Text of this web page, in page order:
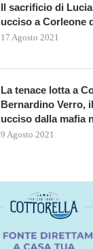
Il sacrificio di
ucciso a Corleone
17 Agosto 2021
La tenace lotta a
Bernardino Verro,
ucciso dalla mafia
9 Agosto 2021